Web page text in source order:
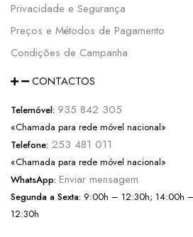
Privacidade e Segurança
Preços e Métodos de Pagamento
Condições de Campanha
CONTACTOS
Telemóvel: 935 842 305
«Chamada para rede móvel nacional»
Telefone: 253 481 011
«Chamada para rede móvel nacional»
WhatsApp: Enviar mensagem
Segunda a Sexta: 9:00h – 12:30h; 14:00h
12:30h